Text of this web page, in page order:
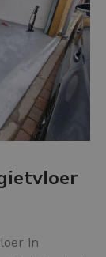
in